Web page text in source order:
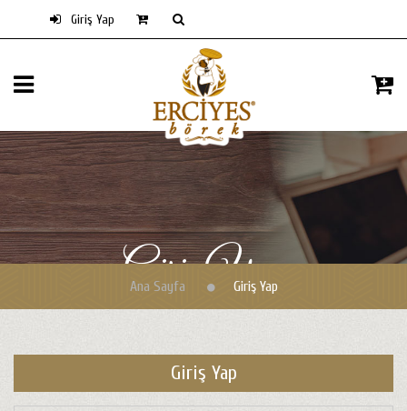
Giriş Yap
Giriş Yap
Ana Sayfa Giriş Yap
Giriş Yap